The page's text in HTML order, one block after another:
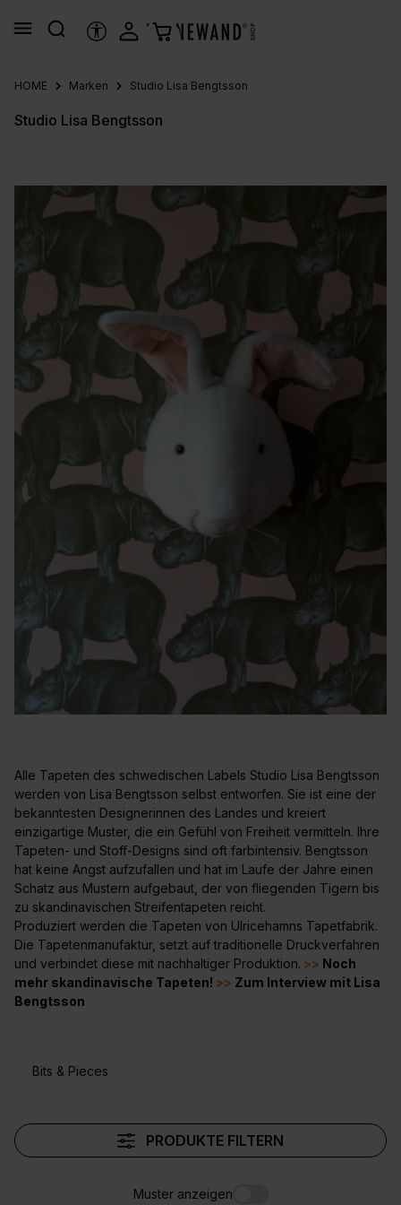
springen
HILFSTOOLS
HOME Marken Studio Lisa Bengtsson
Studio Lisa Bengtsson
Alle Tapeten des schwedischen Labels Studio Lisa Bengtsson
werden von Lisa Bengtsson selbst entworfen. Sie ist eine der
bekanntesten Designerinnen des Landes und kreiert
einzigartige Muster, die ein Gefühl von Freiheit vermitteln. Ihre
Tapeten- und Stoff-Designs sind oft farbintensiv. Bengtsson
hat keine Angst aufzufallen und hat im Laufe der Jahre einen
Schatz aus Mustern aufgebaut, der von fliegenden Tigern bis
zu skandinavischen Streifentapeten reicht.
Produziert werden die Tapeten von Ulricehamns Tapetfabrik.
Die Tapetenmanufaktur, setzt auf traditionelle Druckverfahren
und verbindet diese mit nachhaltiger Produktion. >> Noch
mehr skandinavische Tapeten! >> Zum Interview mit Lisa
Bengtsson
Bits & Pieces
PRODUKTE FILTERN
Muster anzeigen